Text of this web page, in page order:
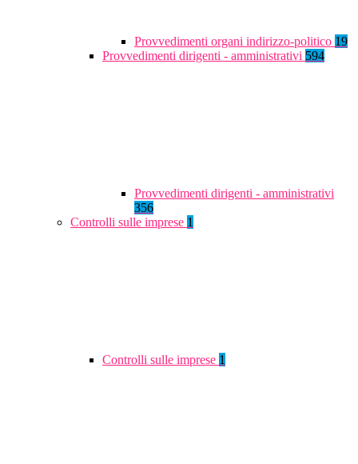
Provvedimenti organi indirizzo-politico 19
Provvedimenti dirigenti - amministrativi 594
Provvedimenti dirigenti - amministrativi
356
Controlli sulle imprese 1
Controlli sulle imprese 1